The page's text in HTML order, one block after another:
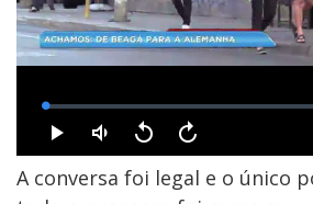
A conversa foi legal e o único